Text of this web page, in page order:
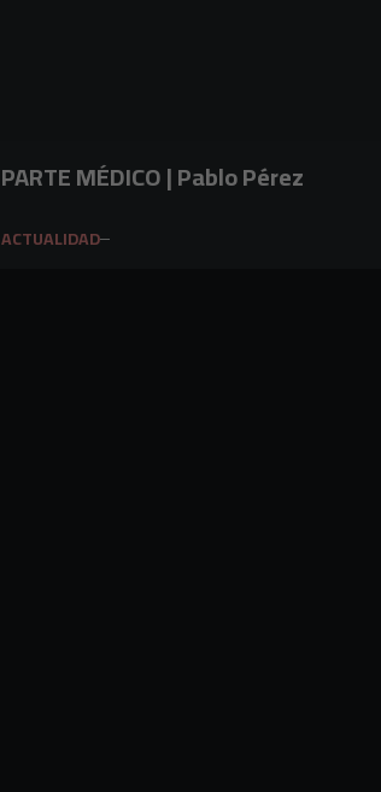
PARTE MÉDICO | Pablo Pérez
ACTUALIDAD